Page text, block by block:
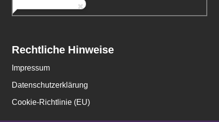
Rechtliche Hinweise
Impressum
Datenschutzerklärung
Cookie-Richtlinie (EU)